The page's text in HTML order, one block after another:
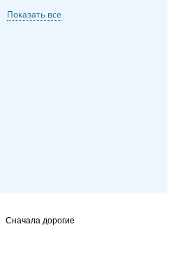
Показать все
Сначала дорогие